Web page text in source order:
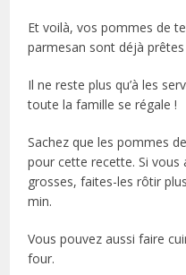
Et voilà, vos pommes de
parmesan sont déjà
Il ne reste plus qu’à les
toute la famille se régale !
Sachez que les pommes
pour cette recette. Si vous
grosses, faites-les rôtir
min.
Vous pouvez aussi faire
four.